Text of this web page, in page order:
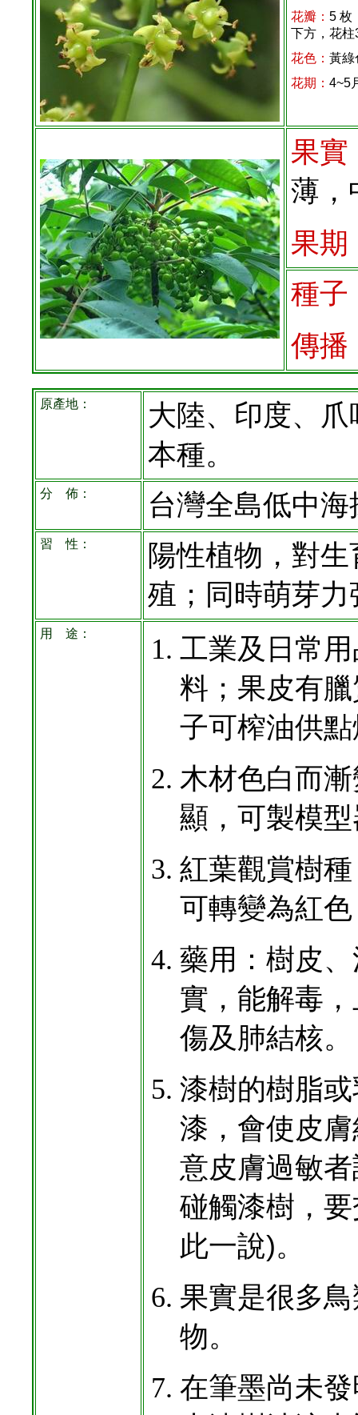
花瓣： 5 枚
下方，花柱
花色： 黃綠
花期： 4~5
果實
薄，
果期
種子
傳播
原產地：
大陸、印度、
本種。
分 佈： 台灣全島低中海
習 性：
陽性植物，對
殖；同時萌芽
用 途：
工業及日常
料；果皮有
子可榨油供
木材色白而
顯，可製模
紅葉觀賞樹
可轉變為紅
藥用：樹皮
實，能解毒
傷及肺結核。
漆樹的樹脂
漆，會使皮
意皮膚過敏
碰觸漆樹，
此一說)。
果實是很多
物。
在筆墨尚未